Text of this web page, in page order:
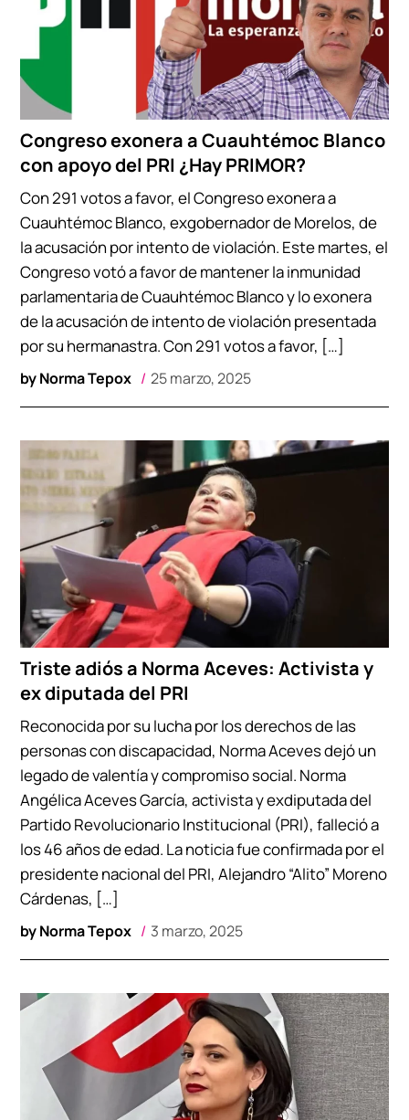
Congreso exonera a Cuauhtémoc Blanco
con apoyo del PRI ¿Hay PRIMOR?
byNorma Tepox 25 marzo, 2025
Con 291 votos a favor, el Congreso exonera a
Cuauhtémoc Blanco, exgobernador de Morelos, de
la acusación por intento de violación. Este martes, el
Congreso votó a favor de mantener la inmunidad
parlamentaria de Cuauhtémoc Blanco y lo exonera
de la acusación de intento de violación presentada
por su hermanastra. Con 291 votos a favor, […]
Triste adiós a Norma Aceves: Activista y
ex diputada del PRI
byNorma Tepox 3 marzo, 2025
Reconocida por su lucha por los derechos de las
personas con discapacidad, Norma Aceves dejó un
legado de valentía y compromiso social. Norma
Angélica Aceves García, activista y exdiputada del
Partido Revolucionario Institucional (PRI), falleció a
los 46 años de edad. La noticia fue confirmada por el
presidente nacional del PRI, Alejandro “Alito” Moreno
Cárdenas, […]